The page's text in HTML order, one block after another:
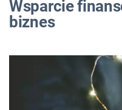
Wsparcie
biznes